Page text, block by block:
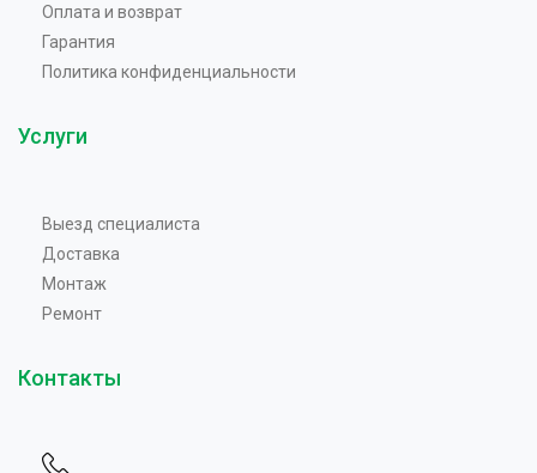
Оплата и возврат
Гарантия
Политика конфиденциальности
Услуги
Выезд специалиста
Доставка
Монтаж
Ремонт
Контакты